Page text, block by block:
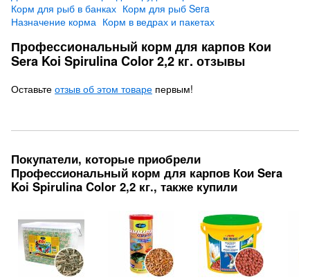
Корм для рыб в банках Корм для рыб Sera
Назначение корма Корм в ведрах и пакетах
Профессиональный корм для карпов Кои
Sera Koi Spirulina Color 2,2 кг. отзывы
Оставьте отзыв об этом товаре первым!
Покупатели, которые приобрели
Профессиональный корм для карпов Кои Sera
Koi Spirulina Color 2,2 кг., также купили